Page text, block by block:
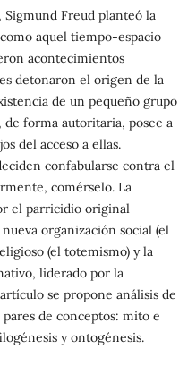
Sigmund Freud planteó la
aquel tiempo-espacio
acontecimientos
detonaron el origen de la
de un pequeño grupo
forma autoritaria, posee a
del acceso a ellas.
confabularse contra el
comérselo. La
el parricidio original
organización social (el
(el totemismo) y la
liderado por la
se propone análisis de
de conceptos: mito e
y ontogénesis.